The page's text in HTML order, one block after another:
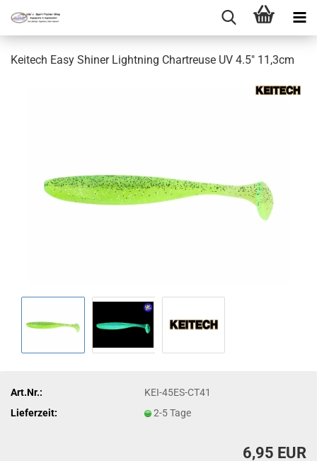
Keitech Easy Shiner Lightning Chartreuse UV 4.5" 11,3cm
Art.Nr.:
KEI-45ES-CT41
Lieferzeit:
2-5 Tage
6,95 EUR